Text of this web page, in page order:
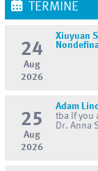
TERMINE
24
Aug
2026
Xiuyuan
25
Aug
2026
Adam
tba If you
Dr. Anna